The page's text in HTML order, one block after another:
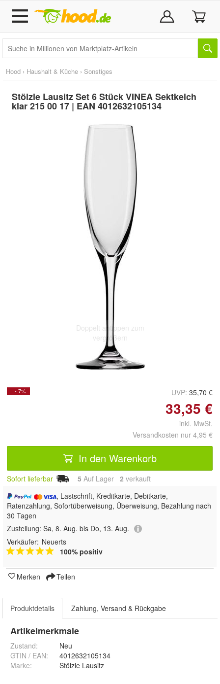
Hood › Haushalt & Küche › Sonstiges
Stölzle Lausitz Set 6 Stück VINEA Sektkelch
klar 215 00 17 | EAN 4012632105134
Doppelt antippen zum
vergrößern
- 7% UVP: 35,70 €
33,35 €
inkl. MwSt.
Versandkosten nur 4,95 €
In den Warenkorb
Sofort lieferbar 5 Auf Lager 2 verkauft
, Lastschrift, Kreditkarte, Debitkarte,
Ratenzahlung, Sofortüberweisung, Überweisung, Bezahlung nach
30 Tagen
Zustellung: Sa, 8. Aug. bis Do, 13. Aug.
Verkäufer: Neuerts
100% positiv
Merken Teilen
Produktdetails Zahlung, Versand & Rückgabe
Artikelmerkmale
Zustand:
Neu
GTIN / EAN:
4012632105134
Marke:
Stölzle Lausitz